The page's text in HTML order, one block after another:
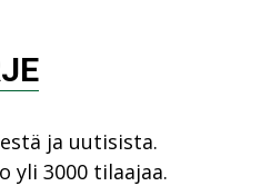
Yli
ja uutisista.
yli 3000 tilaajaa.